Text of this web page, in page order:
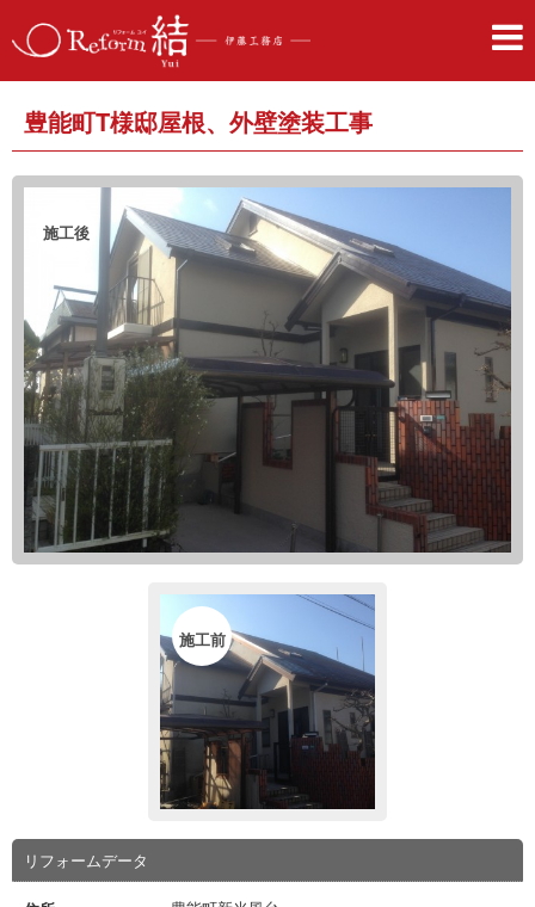
豊能町T様邸屋根、外壁塗装工事
施工後
施工前
リフォームデータ